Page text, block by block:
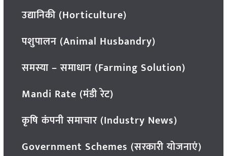
उद्यानिकी (Horticulture)
पशुपालन (Animal Husbandry)
समस्या – समाधान (Farming Solution)
Mandi Rate (मंडी रेट)
कृषि कंपनी समाचार (Industry News)
Government Schemes (सरकारी योजनाएं)